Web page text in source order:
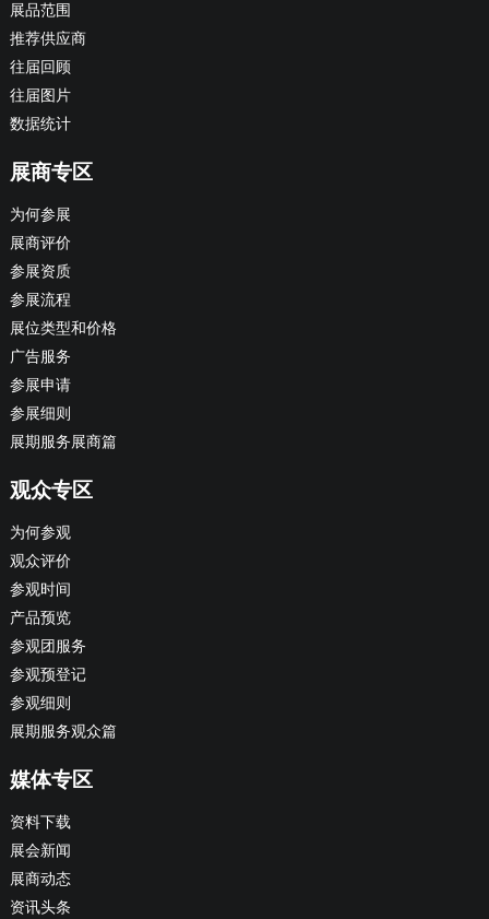
展品范围
推荐供应商
往届回顾
往届图片
数据统计
展商专区
为何参展
展商评价
参展资质
参展流程
展位类型和价格
广告服务
参展申请
参展细则
展期服务展商篇
观众专区
为何参观
观众评价
参观时间
产品预览
参观团服务
参观预登记
参观细则
展期服务观众篇
媒体专区
资料下载
展会新闻
展商动态
资讯头条